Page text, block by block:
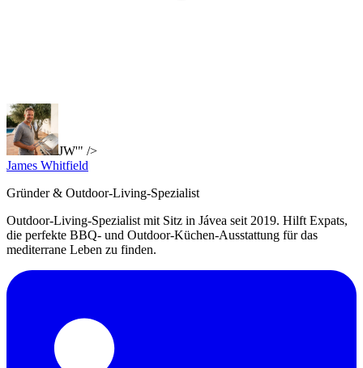
JW'" />
James Whitfield
Gründer & Outdoor-Living-Spezialist
Outdoor-Living-Spezialist mit Sitz in Jávea seit 2019. Hilft Expats,
die perfekte BBQ- und Outdoor-Küchen-Ausstattung für das
mediterrane Leben zu finden.